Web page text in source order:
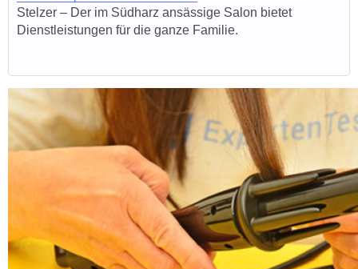
Stelzer – Der im Südharz ansässige Salon bietet
Dienstleistungen für die ganze Familie.